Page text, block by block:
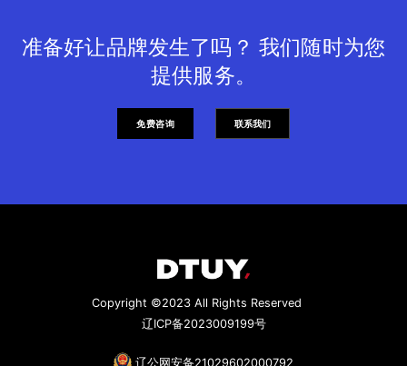
准备好让品牌发生了吗？ 我们随时为您
提供服务。
免费咨询 联系我们
Copyright ©2023 All Rights Reserved
辽ICP备2023009199号